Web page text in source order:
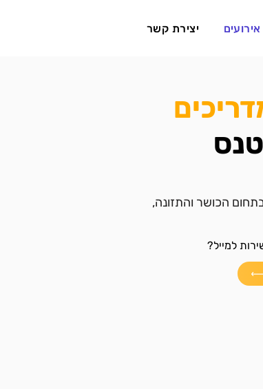
אירועים יצירת קשר
הכושר והתזונה,
למייל?